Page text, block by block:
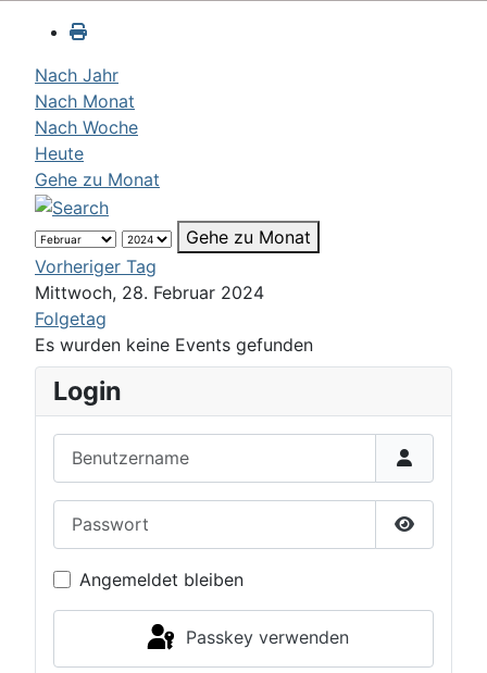
Nach Jahr
Nach Monat
Nach Woche
Heute
Gehe zu Monat
Gehe zu Monat
Vorheriger Tag
Mittwoch, 28. Februar 2024
Folgetag
Es wurden keine Events gefunden
Login
Passwort
Angemeldet bleiben
Passkey verwenden